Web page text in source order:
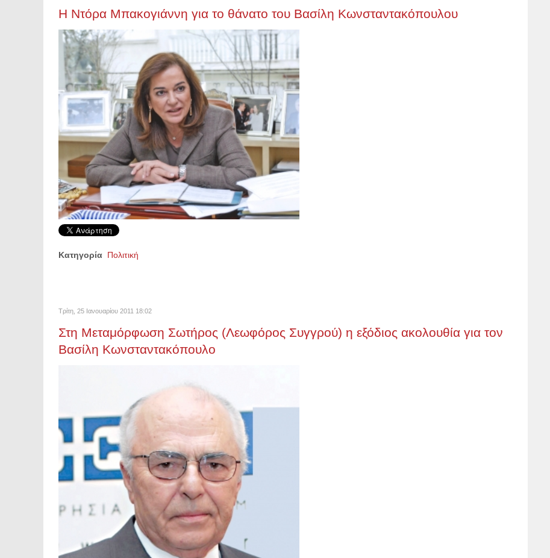
Η Ντόρα Μπακογιάννη για το θάνατο του Βασίλη Κωνσταντακόπουλου
Κατηγορία Πολιτική
Τρίτη, 25 Ιανουαρίου 2011 18:02
Στη Μεταμόρφωση Σωτήρος (Λεωφόρος Συγγρού) η εξόδιος ακολουθία για τον
Βασίλη Κωνσταντακόπουλο